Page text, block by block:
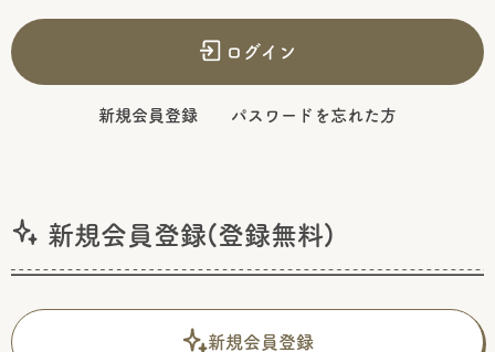
ログイン
新規会員登録 パスワードを忘れた方
新規会員登録(登録無料)
新規会員登録